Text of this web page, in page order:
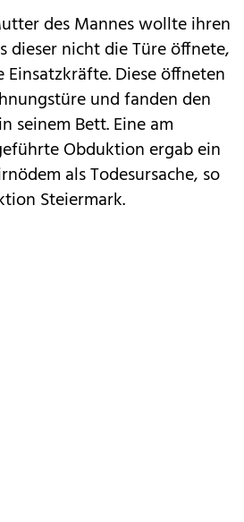
des Mannes wollte ihren
dieser nicht die Türe öffnete,
Diese öffneten
und fanden den
seinem Bett. Eine am
Obduktion ergab ein
als Todesursache, so
Steiermark.